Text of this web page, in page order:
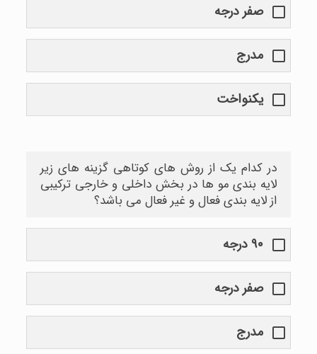
صفر درجه
مدرج
یکنواخت
در کدام یک از روش های کوتاهی گزینه های زیر
لایه بندی مو ها در بخش داخلی و خارجی ترکیبی
از لایه بندی فعال و غیر فعال می باشد؟
۹۰ درجه
صفر درجه
مدرج